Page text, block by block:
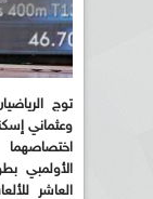
اختصاصهما
الأولمبي
العاشر